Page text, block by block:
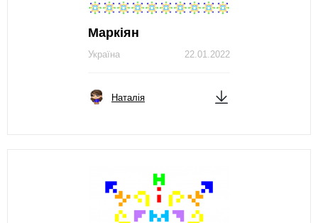
Маркіян
22.01.2022
Україна
Наталія